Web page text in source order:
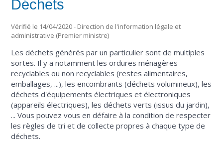
Déchets
Vérifié le 14/04/2020 - Direction de l'information légale et
administrative (Premier ministre)
Les déchets générés par un particulier sont de multiples
sortes. Il y a notamment les ordures ménagères
recyclables ou non recyclables (restes alimentaires,
emballages, ...), les encombrants (déchets volumineux), les
déchets d'équipements électriques et électroniques
(appareils électriques), les déchets verts (issus du jardin),
... Vous pouvez vous en défaire à la condition de respecter
les règles de tri et de collecte propres à chaque type de
déchets.